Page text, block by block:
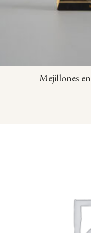
Mejillones